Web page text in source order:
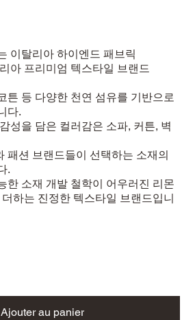
이탈리아 하이엔드 패브릭
아 프리미엄 텍스타일 브랜드
튼 등 다양한 천연 섬유를 기반으로
다.
성을 담은 컬러감은 소파, 커튼, 벽
패션 브랜드들이 선택하는 소재의
.
한 소재 개발 철학이 어우러진 리몬
하는 진정한 텍스타일 브랜드입니
Ajouter au panier